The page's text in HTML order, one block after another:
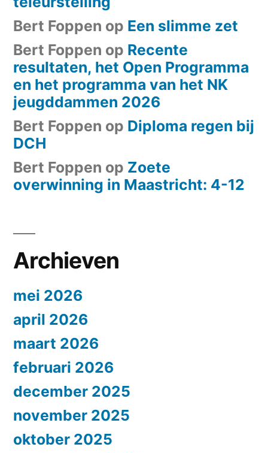
Bert Foppen op Een slimme zet
Bert Foppen op Recente
resultaten, het Open Programma
en het programma van het NK
jeugddammen 2026
Bert Foppen op Diploma regen bij
DCH
Bert Foppen op Zoete
overwinning in Maastricht: 4-12
Archieven
mei 2026
april 2026
maart 2026
februari 2026
december 2025
november 2025
oktober 2025